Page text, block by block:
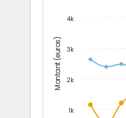
Montant (euros)
1k
2k
3k
4k